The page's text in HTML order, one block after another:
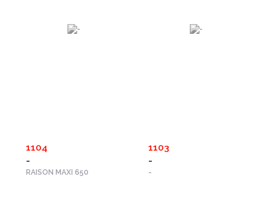
1104
-
RAISON MAXI 650
1103
-
-